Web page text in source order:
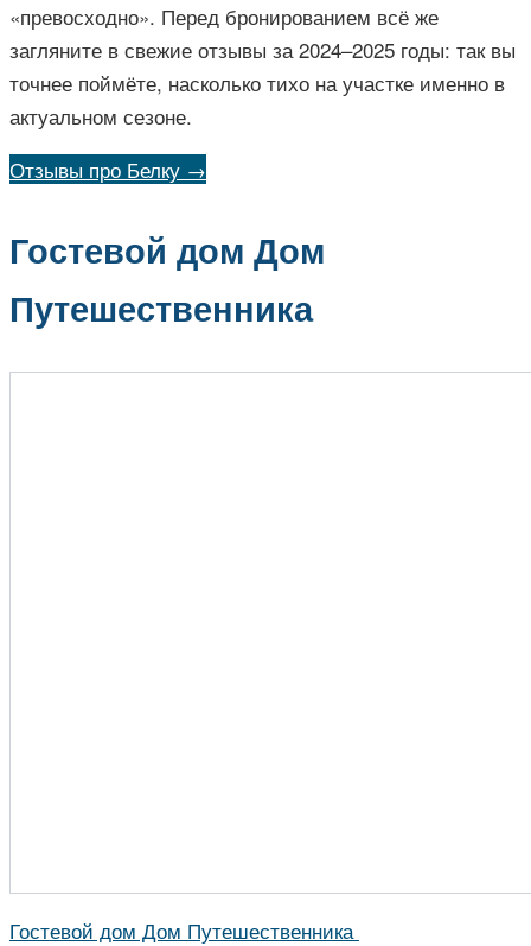
«превосходно». Перед бронированием всё же
загляните в свежие отзывы за 2024–2025 годы: так вы
точнее поймёте, насколько тихо на участке именно в
актуальном сезоне.
Отзывы про Белку →
Гостевой дом Дом
Путешественника
Гостевой дом Дом Путешественника